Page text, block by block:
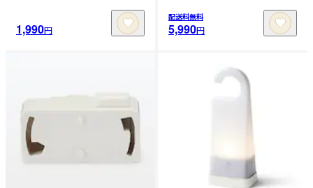
1,990円
配送料無料
5,990円